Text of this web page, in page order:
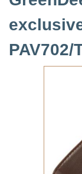
PAV702/